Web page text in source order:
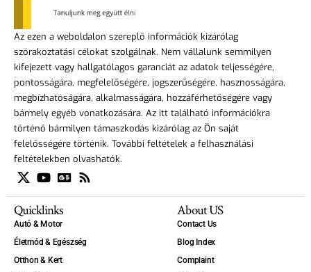
Az ezen a weboldalon szereplő információk kizárólag
szórakoztatási célokat szolgálnak. Nem vállalunk semmilyen
kifejezett vagy hallgatólagos garanciát az adatok teljességére,
pontosságára, megfelelőségére, jogszerűségére, hasznosságára,
megbízhatóságára, alkalmasságára, hozzáférhetőségére vagy
bármely egyéb vonatkozására. Az itt található információkra
történő bármilyen támaszkodás kizárólag az Ön saját
felelősségére történik. További feltételek a felhasználási
feltételekben olvashatók.
Quicklinks
Autó & Motor
Életmód & Egészség
Otthon & Kert
About US
Contact Us
Blog Index
Complaint